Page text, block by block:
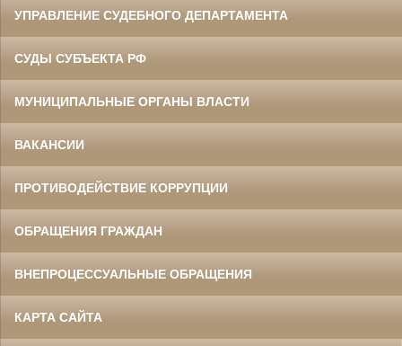
УПРАВЛЕНИЕ СУДЕБНОГО ДЕПАРТАМЕНТА
СУДЫ СУБЪЕКТА РФ
МУНИЦИПАЛЬНЫЕ ОРГАНЫ ВЛАСТИ
ВАКАНСИИ
ПРОТИВОДЕЙСТВИЕ КОРРУПЦИИ
ОБРАЩЕНИЯ ГРАЖДАН
ВНЕПРОЦЕССУАЛЬНЫЕ ОБРАЩЕНИЯ
КАРТА САЙТА